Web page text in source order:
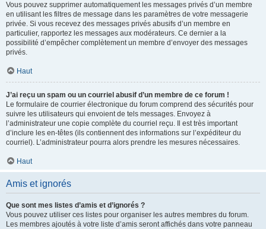
Vous pouvez supprimer automatiquement les messages privés d’un membre
en utilisant les filtres de message dans les paramètres de votre messagerie
privée. Si vous recevez des messages privés abusifs d’un membre en
particulier, rapportez les messages aux modérateurs. Ce dernier a la
possibilité d’empêcher complètement un membre d’envoyer des messages
privés.
Haut
J’ai reçu un spam ou un courriel abusif d’un membre de ce forum !
Le formulaire de courrier électronique du forum comprend des sécurités pour
suivre les utilisateurs qui envoient de tels messages. Envoyez à
l’administrateur une copie complète du courriel reçu. Il est très important
d’inclure les en-têtes (ils contiennent des informations sur l’expéditeur du
courriel). L’administrateur pourra alors prendre les mesures nécessaires.
Haut
Amis et ignorés
Que sont mes listes d’amis et d’ignorés ?
Vous pouvez utiliser ces listes pour organiser les autres membres du forum.
Les membres ajoutés à votre liste d’amis seront affichés dans votre panneau